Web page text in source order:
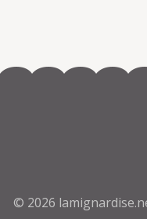
© 2026